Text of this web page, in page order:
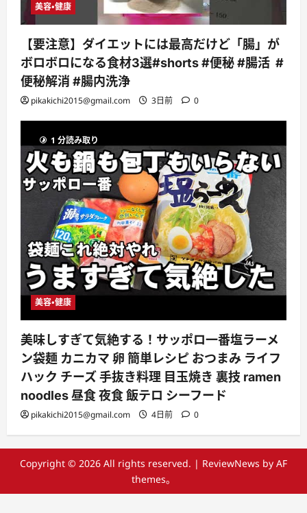
美容・健康
【要注意】ダイエットには最高だけど「腸」が
ボロボロになる食材3選#shorts #便秘 #腸活 #
便秘解消 #腸内洗浄
pikakichi2015@gmail.com 3日前 0
1 分読み取り
美容・健康
美味しすぎて気絶する！サッポロ一番塩ラーメ
ン袋麺 カニカマ 卵 簡単レシピ おつまみ ライフ
ハック チーズ 手抜き料理 目玉焼き 裏技 ramen
noodles 昼食 夜食 飯テロ シーフード
pikakichi2015@gmail.com 4日前 0
Copyright © 2026 All rights reserved. | ReviewNews by AF
themes。